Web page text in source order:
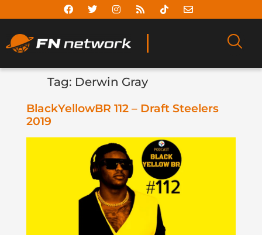
Tag: Derwin Gray
BlackYellowBR 112 – Draft Steelers
2019